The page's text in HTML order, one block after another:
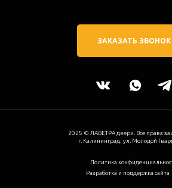
2025 © ЛАВЕТРА двери. Все права
г. Калининград, ул. Молодой
Политика
ЗАКАЗАТЬ ЗВОНОК
Разработка и поддержка сайта